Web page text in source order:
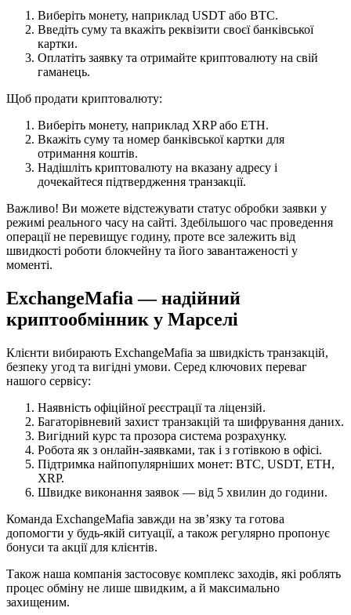
Виберіть монету, наприклад USDT або BTC.
Введіть суму та вкажіть реквізити своєї банківської
картки.
Оплатіть заявку та отримайте криптовалюту на свій
гаманець.
Щоб продати криптовалюту:
Виберіть монету, наприклад XRP або ETH.
Вкажіть суму та номер банківської картки для
отримання коштів.
Надішліть криптовалюту на вказану адресу і
дочекайтеся підтвердження транзакції.
Важливо! Ви можете відстежувати статус обробки заявки у
режимі реального часу на сайті. Здебільшого час проведення
операції не перевищує годину, проте все залежить від
швидкості роботи блокчейну та його завантаженості у
моменті.
ExchangeMafia — надійний
криптообмінник у Марселі
Клієнти вибирають ExchangeMafia за швидкість транзакцій,
безпеку угод та вигідні умови. Серед ключових переваг
нашого сервісу:
Наявність офіційної реєстрації та ліцензій.
Багаторівневий захист транзакцій та шифрування даних.
Вигідний курс та прозора система розрахунку.
Робота як з онлайн-заявками, так і з готівкою в офісі.
Підтримка найпопулярніших монет: BTC, USDT, ETH,
XRP.
Швидке виконання заявок — від 5 хвилин до години.
Команда ExchangeMafia завжди на зв’язку та готова
допомогти у будь-якій ситуації, а також регулярно пропонує
бонуси та акції для клієнтів.
Також наша компанія застосовує комплекс заходів, які роблять
процес обміну не лише швидким, а й максимально
захищеним.